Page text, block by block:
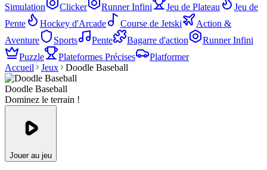
Simulation
Clicker Runner Infini Jeu de Plateau
Jeu de
Pente
Hockey d'Arcade Course de Jetski
Action &
Aventure
Sports Pente Bagarre d'action
Runner Infini
Puzzle
Plateformes Précises
Platformer
Accueil
Jeux Doodle Baseball
Doodle Baseball
Dominez le terrain !
Jouer au jeu